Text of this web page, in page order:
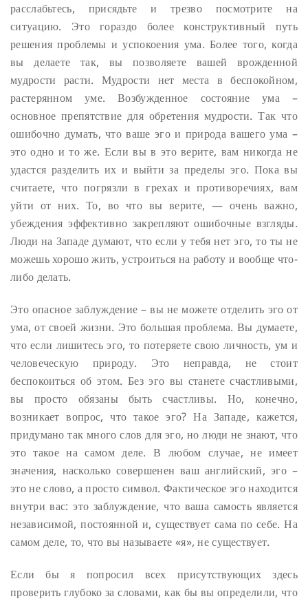
расслабьтесь, присядьте и трезво посмотрите на
ситуацию. Это гораздо более конструктивный путь
решения проблемы и успокоения ума. Более того, когда
вы делаете так, вы позволяете вашей врожденной
мудрости расти. Мудрости нет места в беспокойном,
растерянном уме. Возбужденное состояние ума –
основное препятствие для обретения мудрости. Так что
ошибочно думать, что ваше эго и природа вашего ума –
это одно и то же. Если вы в это верите, вам никогда не
удастся разделить их и выйти за пределы эго. Пока вы
считаете, что погрязли в грехах и противоречиях, вам
уйти от них. То, во что вы верите, — очень важно,
убеждения эффективно закрепляют ошибочные взгляды.
Люди на Западе думают, что если у тебя нет эго, то ты не
можешь хорошо жить, устроиться на работу и вообще что-
либо делать.
Это опасное заблуждение – вы не можете отделить эго от
ума, от своей жизни. Это большая проблема. Вы думаете,
что если лишитесь эго, то потеряете свою личность, ум и
человеческую природу. Это неправда, не стоит
беспокоиться об этом. Без эго вы станете счастливыми,
вы просто обязаны быть счастливы. Но, конечно,
возникает вопрос, что такое эго? На Западе, кажется,
придумано так много слов для эго, но люди не знают, что
это такое на самом деле. В любом случае, не имеет
значения, насколько совершенен ваш английский, эго –
это не слово, а просто символ. Фактическое эго находится
внутри вас: это заблуждение, что ваша самость является
независимой, постоянной и, существует сама по себе. На
самом деле, то, что вы называете «я», не существует.
Если бы я попросил всех присутствующих здесь
проверить глубоко за словами, как бы вы определили, что